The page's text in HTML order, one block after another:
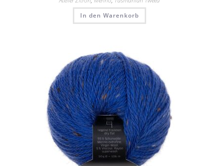
In den Warenkorb